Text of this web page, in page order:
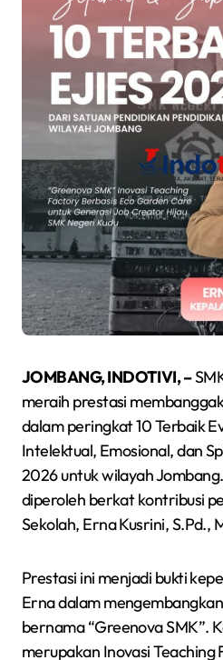
JOMBANG, INDOTIVI, –
meraih prestasi
dalam peringkat 10 Terbaik
Intelektual, Emosional, dan
2026 untuk wilayah
diperoleh berkat kontribusi
Sekolah, Erna Kusrini, S.Pd.,
Prestasi ini menjadi bukti
Erna dalam
bernama “Greenova SMK”.
merupakan Inovasi Teaching